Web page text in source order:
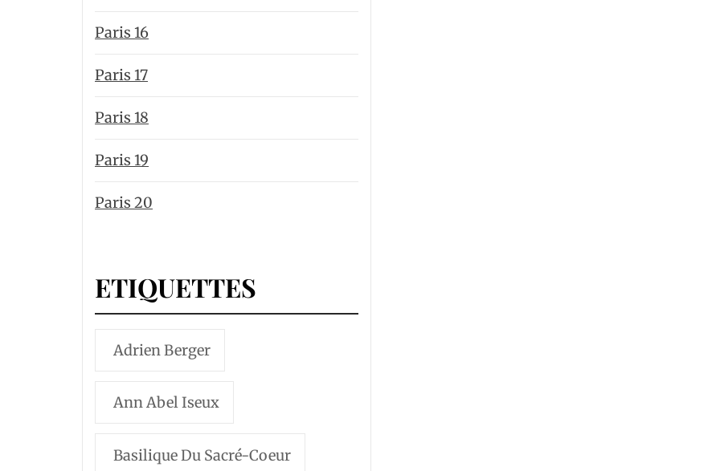
Paris 16
Paris 17
Paris 18
Paris 19
Paris 20
ETIQUETTES
Adrien Berger
Ann Abel Iseux
Basilique Du Sacré-Coeur